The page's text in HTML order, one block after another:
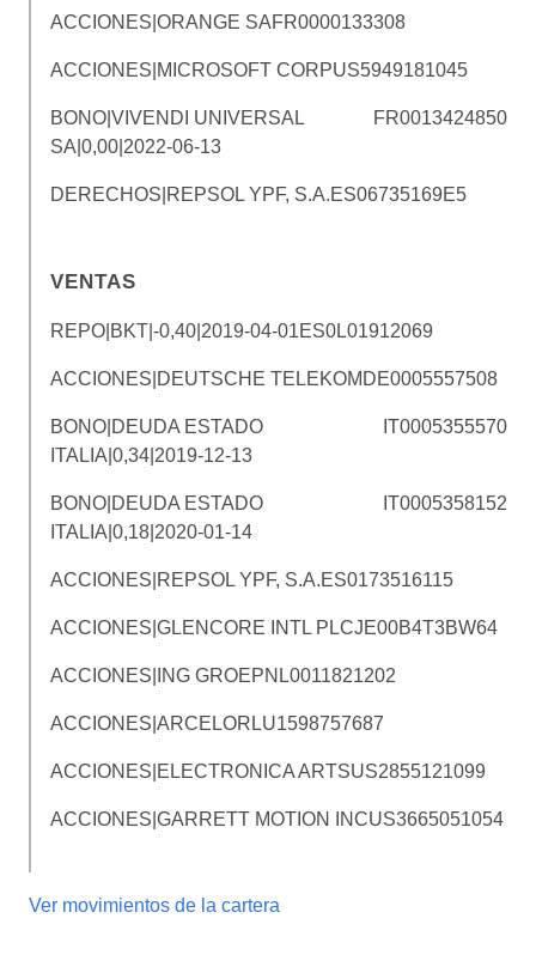
ACCIONES|ORANGE SAFR0000133308
ACCIONES|MICROSOFT CORPUS5949181045
BONO|VIVENDI UNIVERSAL
SA|0,00|2022-06-13
FR0013424850
DERECHOS|REPSOL YPF, S.A.ES06735169E5
VENTAS
REPO|BKT|-0,40|2019-04-01ES0L01912069
ACCIONES|DEUTSCHE TELEKOM DE0005557508
BONO|DEUDA ESTADO
ITALIA|0,34|2019-12-13
IT0005355570
BONO|DEUDA ESTADO
ITALIA|0,18|2020-01-14
IT0005358152
ACCIONES|REPSOL YPF, S.A.ES0173516115
ACCIONES|GLENCORE INTL PLCJE00B4T3BW64
ACCIONES|ING GROEPNL0011821202
ACCIONES|ARCELOR LU1598757687
ACCIONES|ELECTRONICA ARTSUS2855121099
ACCIONES|GARRETT MOTION INCUS3665051054
Ver movimientos de la cartera